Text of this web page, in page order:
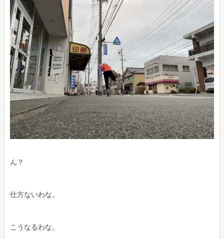
ん？
仕方ないわな。
こうなるわな。